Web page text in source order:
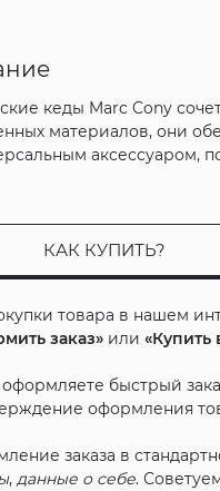
кеды Marc Cony
материалов, они
аксессуаром,
КАК КУПИТЬ?
товара в нашем
заказ» или«Купить
оформляете быстрый
оформления
заказа в
,данные о себе.